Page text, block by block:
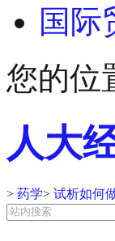
国际
您的位
人大
> 药学> 试析如何